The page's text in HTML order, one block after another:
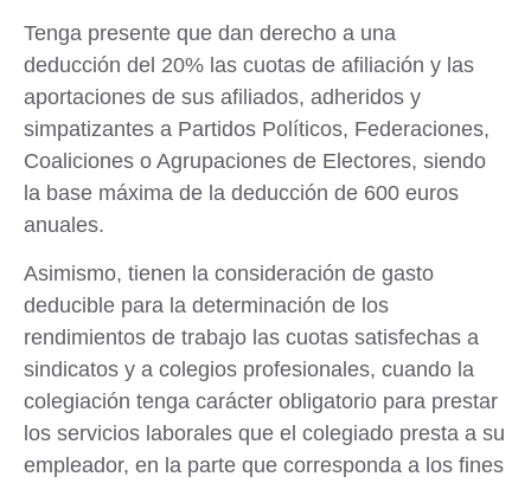
Tenga presente que dan derecho a una
deducción del 20% las cuotas de afiliación y las
aportaciones de sus afiliados, adheridos y
simpatizantes a Partidos Políticos, Federaciones,
Coaliciones o Agrupaciones de Electores, siendo
la base máxima de la deducción de 600 euros
anuales.
Asimismo, tienen la consideración de gasto
deducible para la determinación de los
rendimientos de trabajo las cuotas satisfechas a
sindicatos y a colegios profesionales, cuando la
colegiación tenga carácter obligatorio para prestar
los servicios laborales que el colegiado presta a su
empleador, en la parte que corresponda a los fines